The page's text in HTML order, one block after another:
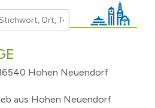
Hohen Neuendorf
aus Hohen Neuendorf